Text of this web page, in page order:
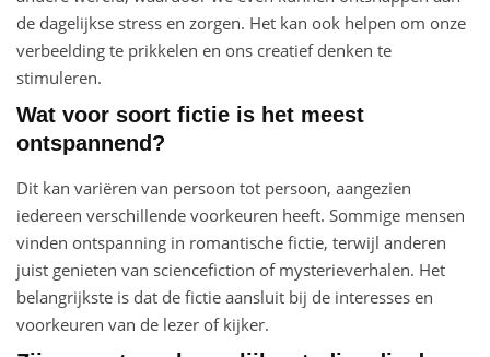
de dagelijkse stress en zorgen. Het kan ook helpen om onze
verbeelding te prikkelen en ons creatief denken te
stimuleren.
Wat voor soort fictie is het meest
ontspannend?
Dit kan variëren van persoon tot persoon, aangezien
iedereen verschillende voorkeuren heeft. Sommige mensen
vinden ontspanning in romantische fictie, terwijl anderen
juist genieten van sciencefiction of mysterieverhalen. Het
belangrijkste is dat de fictie aansluit bij de interesses en
voorkeuren van de lezer of kijker.